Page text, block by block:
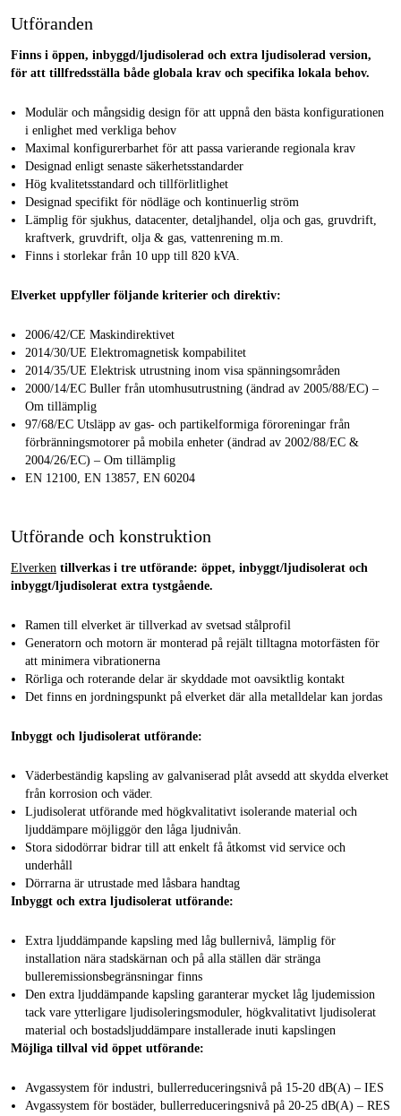
Utföranden
Finns i öppen, inbyggd/ljudisolerad och extra ljudisolerad version,
för att tillfredsställa både globala krav och specifika lokala behov.
Modulär och mångsidig design för att uppnå den bästa konfigurationen
i enlighet med verkliga behov
Maximal konfigurerbarhet för att passa varierande regionala krav
Designad enligt senaste säkerhetsstandarder
Hög kvalitetsstandard och tillförlitlighet
Designad specifikt för nödläge och kontinuerlig ström
Lämplig för sjukhus, datacenter, detaljhandel, olja och gas, gruvdrift,
kraftverk, gruvdrift, olja & gas, vattenrening m.m.
Finns i storlekar från 10 upp till 820 kVA.
Elverket uppfyller följande kriterier och direktiv:
2006/42/CE Maskindirektivet
2014/30/UE Elektromagnetisk kompabilitet
2014/35/UE Elektrisk utrustning inom visa spänningsområden
2000/14/EC Buller från utomhusutrustning (ändrad av 2005/88/EC) –
Om tillämplig
97/68/EC Utsläpp av gas- och partikelformiga föroreningar från
förbränningsmotorer på mobila enheter (ändrad av 2002/88/EC &
2004/26/EC) – Om tillämplig
EN 12100, EN 13857, EN 60204
Utförande och konstruktion
Elverken tillverkas i tre utförande: öppet, inbyggt/ljudisolerat och
inbyggt/ljudisolerat extra tystgående.
Ramen till elverket är tillverkad av svetsad stålprofil
Generatorn och motorn är monterad på rejält tilltagna motorfästen för
att minimera vibrationerna
Rörliga och roterande delar är skyddade mot oavsiktlig kontakt
Det finns en jordningspunkt på elverket där alla metalldelar kan jordas
Inbyggt och ljudisolerat utförande:
Väderbeständig kapsling av galvaniserad plåt avsedd att skydda elverket
från korrosion och väder.
Ljudisolerat utförande med högkvalitativt isolerande material och
ljuddämpare möjliggör den låga ljudnivån.
Stora sidodörrar bidrar till att enkelt få åtkomst vid service och
underhåll
Dörrarna är utrustade med låsbara handtag
Inbyggt och extra ljudisolerat utförande:
Extra ljuddämpande kapsling med låg bullernivå, lämplig för
installation nära stadskärnan och på alla ställen där stränga
bulleremissionsbegränsningar finns
Den extra ljuddämpande kapsling garanterar mycket låg ljudemission
tack vare ytterligare ljudisoleringsmoduler, högkvalitativt ljudisolerat
material och bostadsljuddämpare installerade inuti kapslingen
Möjliga tillval vid öppet utförande:
Avgassystem för industri, bullerreduceringsnivå på 15-20 dB(A) – IES
Avgassystem för bostäder, bullerreduceringsnivå på 20-25 dB(A) – RES